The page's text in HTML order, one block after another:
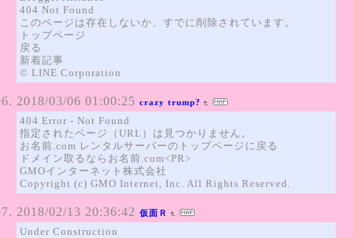
404 Not Found
このページは存在しないか、すでに削除されています。
トップページ
戻る
新着記事
© LINE Corporation
2018/03/06 01:00:25 crazy trump?
404 Error - Not Found
指定されたページ（URL）は見つかりません。
お名前.com レンタルサーバーのトップページに戻る
ドメイン取るならお名前.com<PR>
GMOインターネット株式会社
Copyright (c) GMO Internet, Inc. All Rights Reserved.
2018/02/13 20:36:42 仮面Ｒ
Under Construction